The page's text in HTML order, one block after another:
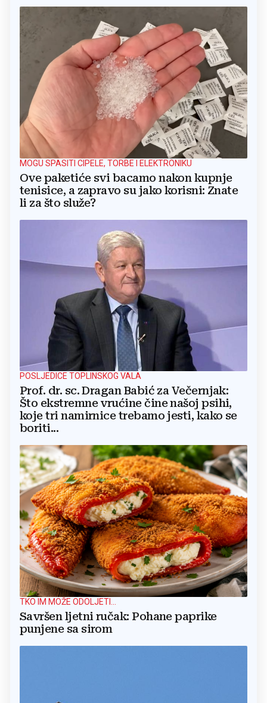
MOGU SPASITI CIPELE, TORBE I ELEKTRONIKU
Ove paketiće svi bacamo nakon kupnje
tenisice, a zapravo su jako korisni: Znate
li za što služe?
POSLJEDICE TOPLINSKOG VALA
Prof. dr. sc. Dragan Babić za Večernjak:
Što ekstremne vrućine čine našoj psihi,
koje tri namirnice trebamo jesti, kako se
boriti...
TKO IM MOŽE ODOLJETI...
Savršen ljetni ručak: Pohane paprike
punjene sa sirom